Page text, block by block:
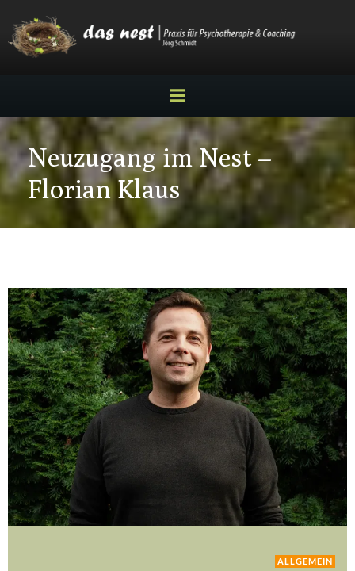
Inhalt
springen
Neuzugang im Nest –
Florian Klaus
ALLGEMEIN